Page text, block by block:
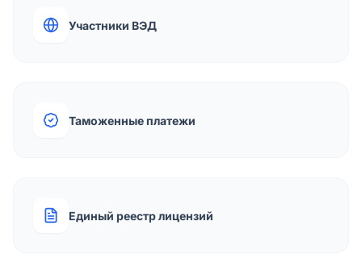
Участники ВЭД
Таможенные платежи
Единый реестр лицензий